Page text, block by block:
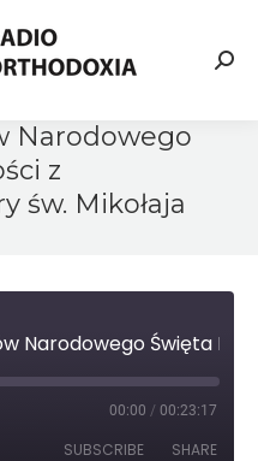
Narodowego
z
św. Mikołaja
00:00 / 00:23:17
SUBSCRIBE SHARE